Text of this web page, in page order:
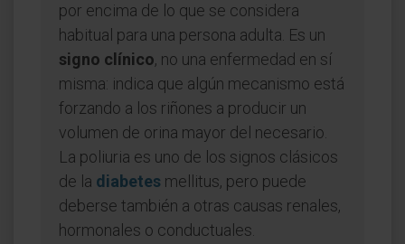
por encima de lo que se considera
habitual para una persona adulta. Es un
signo clínico, no una enfermedad en sí
misma: indica que algún mecanismo está
forzando a los riñones a producir un
volumen de orina mayor del necesario.
La poliuria es uno de los signos clásicos
de la diabetes mellitus, pero puede
deberse también a otras causas renales,
hormonales o conductuales.